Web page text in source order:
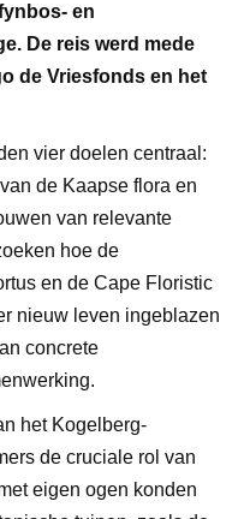
en
De reis werd mede
de Vriesfonds en het
vier doelen centraal:
de Kaapse flora en
van relevante
hoe de
en de Cape Floristic
nieuw leven ingeblazen
concrete
het Kogelberg-
de cruciale rol van
eigen ogen konden